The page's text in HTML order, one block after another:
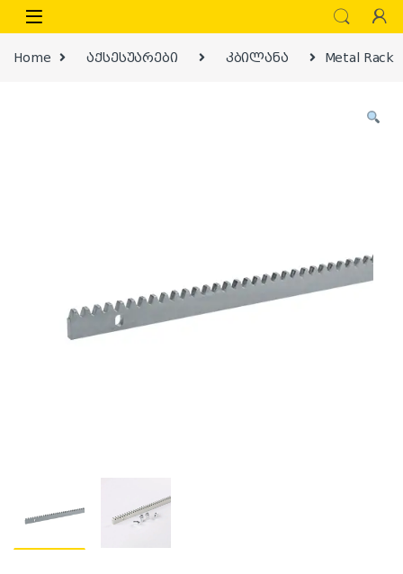
Skip to navigation
Skip to content
Home აქსესუარები კბილანა Metal Rack